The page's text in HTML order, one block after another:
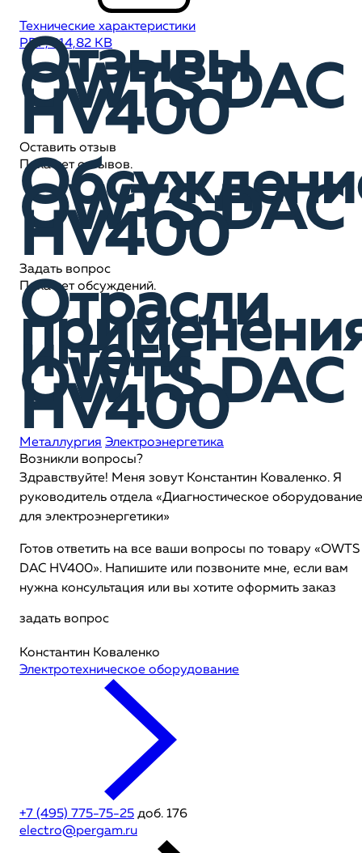
Технические характеристики
PDF, 314,82 KB
Отзывы
OWTS DAC
HV400
Оставить отзыв
Пока нет отзывов.
OWTS DAC
HV400
Задать вопрос
Пока нет обсуждений.
Отрасли
и теги
OWTS DAC
HV400
Металлургия Электроэнергетика
Возникли вопросы?
Здравствуйте! Меня зовут Константин Коваленко. Я
руководитель отдела «Диагностическое оборудование
для электроэнергетики»
Готов ответить на все ваши вопросы по товару «OWTS
DAC HV400». Напишите или позвоните мне, если вам
нужна консультация или вы хотите оформить заказ
задать вопрос
Константин Коваленко
Электротехническое оборудование
+7 (495) 775-75-25 доб. 176
electro@pergam.ru